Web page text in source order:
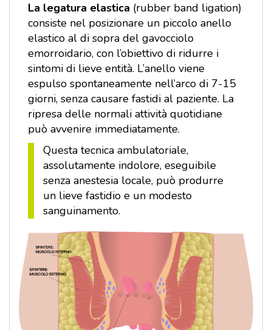
La legatura elastica (rubber band ligation)
consiste nel posizionare un piccolo anello
elastico al di sopra del gavocciolo
emorroidario, con l’obiettivo di ridurre i
sintomi di lieve entità. L’anello viene
espulso spontaneamente nell’arco di 7-15
giorni, senza causare fastidi al paziente. La
ripresa delle normali attività quotidiane
può avvenire immediatamente.
Questa tecnica ambulatoriale,
assolutamente indolore, eseguibile
senza anestesia locale, può produrre
un lieve fastidio e un modesto
sanguinamento.